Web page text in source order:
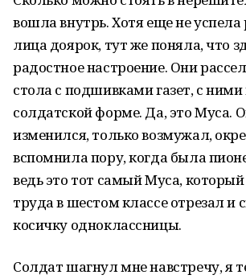
вошла внутрь. Хотя еще не успела
лица доярок, тут же поняла, что
радостное настроение. Они
стола с подшивками газет, с ними
солдатской форме. Да, это Муса.
изменился, только возмужал,
вспомнила пору, когда была
ведь это тот самый Муса, который
труда в шестом классе отрезал и
косичку одноклассницы.
Солдат шагнул мне навстречу, я